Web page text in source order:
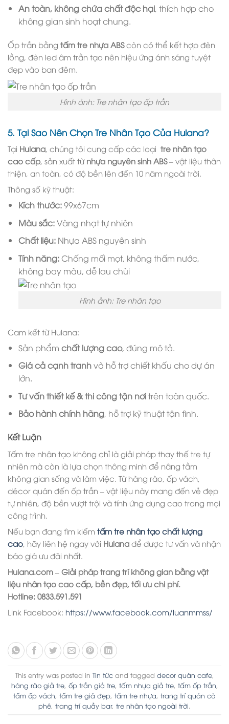
An toàn, không chứa chất độc hại, thích hợp cho
không gian sinh hoạt chung.
Ốp trần bằng tấm tre nhựa ABScòn có thể kết hợp đèn
lồng, đèn led âm trần tạo nên hiệu ứng ánh sáng tuyệt
đẹp vào ban đêm.
Hình ảnh: Tre nhân tạo ốp trần
5. Tại Sao Nên Chọn Tre Nhân Tạo Của Hulana?
Tại Hulana, chúng tôi cung cấp các loại tre nhân tạo
cao cấp, sản xuất từ nhựa nguyên sinh ABS– vật liệu thân
thiện, an toàn, có độ bền lên đến 10 năm ngoài trời.
Thông số kỹ thuật:
Kích thước:99x67cm
Màu sắc:Vàng nhạt tự nhiên
Chất liệu:Nhựa ABS nguyên sinh
Tính năng:Chống mối mọt, không thấm nước,
không bay màu, dễ lau chùi
Hình ảnh: Tre nhân tạo
Cam kết từ Hulana:
Sản phẩm chất lượng cao, đúng mô tả.
Giá cả cạnh tranhvà hỗ trợ chiết khấu cho dự án
lớn.
Tư vấn thiết kế & thi công tận nơitrên toàn quốc.
Bảo hành chính hãng, hỗ trợ kỹ thuật tận tình.
Kết Luận
Tấm tre nhân tạo không chỉ là giải pháp thay thế tre tự
nhiên mà còn là lựa chọn thông minh để nâng tầm
không gian sống và làm việc. Từ hàng rào, ốp vách,
décor quán đến ốp trần – vật liệu này mang đến vẻ đẹp
tự nhiên, độ bền vượt trội và tính ứng dụng cao trong mọi
công trình.
Nếu bạn đang tìm kiếm tấm tre nhân tạo chất lượng
cao, hãy liên hệ ngay với Hulana để được tư vấn và nhận
báo giá ưu đãi nhất.
Hulana.com – Giải pháp trang trí không gian bằng vật
liệu nhân tạo cao cấp, bền đẹp, tối ưu chi phí.
Hotline: 0833.591.591
Link Facebook: https://www.facebook.com/luanmmss/
This entry was posted in Tin tứcand tagged decor quán cafe,
hàng rào giả tre, ốp trần giả tre, tấm nhựa giả tre, tấm ốp trần,
tấm ốp vách, tấm tre giả đẹp, tấm tre nhựa, trang trí quán cà
phê, trang trí quầy bar, tre nhân tạo ngoài trời.